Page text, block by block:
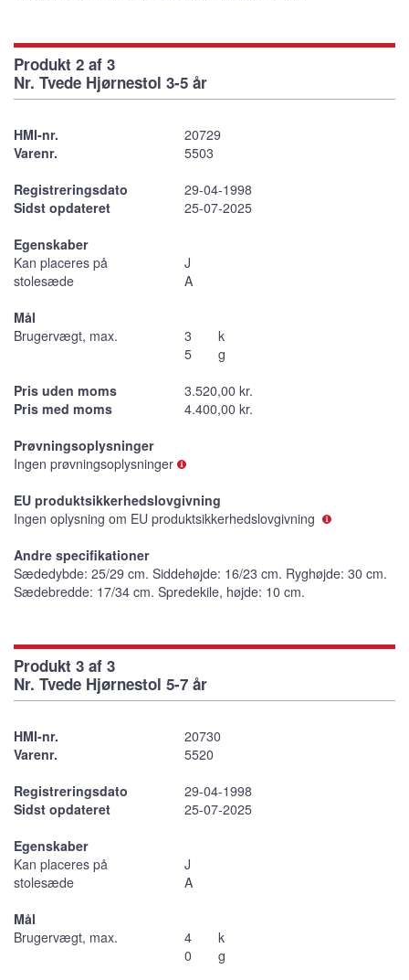
Produkt 2 af 3
Nr. Tvede Hjørnestol 3-5 år
HMI-nr.
20729
Varenr.
5503
Registreringsdato
29-04-1998
Sidst opdateret
25-07-2025
Egenskaber
Kan placeres på
stolesæde
J
A
Mål
Brugervægt, max.
3
5
k
g
Pris uden moms
3.520,00 kr.
Pris med moms
4.400,00 kr.
Prøvningsoplysninger
Ingen prøvningsoplysninger
EU produktsikkerhedslovgivning
Ingen oplysning om EU produktsikkerhedslovgivning
Andre specifikationer
Sædedybde: 25/29 cm. Siddehøjde: 16/23 cm. Ryghøjde: 30 cm.
Sædebredde: 17/34 cm. Spredekile, højde: 10 cm.
Produkt 3 af 3
Nr. Tvede Hjørnestol 5-7 år
HMI-nr.
20730
Varenr.
5520
Registreringsdato
29-04-1998
Sidst opdateret
25-07-2025
Egenskaber
Kan placeres på
stolesæde
J
A
Mål
Brugervægt, max.
4
0
k
g